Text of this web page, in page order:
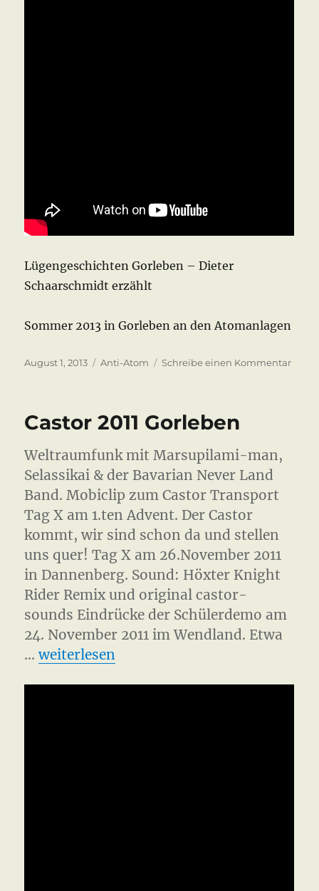
Lügengeschichten Gorleben – Dieter
Schaarschmidt erzählt
Sommer 2013 in Gorleben an den Atomanlagen
Veröffentlicht
August 1, 2013 Kategorien
Anti-Atom Schreibe einen Kommentarzu
Castor 2011 Gorleben
Weltraumfunk mit Marsupilami-man,
Selassikai & der Bavarian Never Land
Band. Mobiclip zum Castor Transport
Tag X am 1.ten Advent. Der Castor
kommt, wir sind schon da und stellen
uns quer! Tag X am 26.November 2011
in Dannenberg. Sound: Höxter Knight
Rider Remix und original castor-
sounds Eindrücke der Schülerdemo am
24. November 2011 im Wendland. Etwa
…„Castor 2011 Gorleben“
weiterlesen